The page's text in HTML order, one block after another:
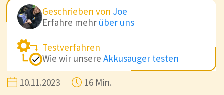
Geschrieben von Joe
Erfahre mehr über uns
Testverfahren
Wie wir unsere Akkusauger testen
10.11.2023 16 Min.
Größe Schmutzbehälter
Feststellbarer Powerknopf 🤔